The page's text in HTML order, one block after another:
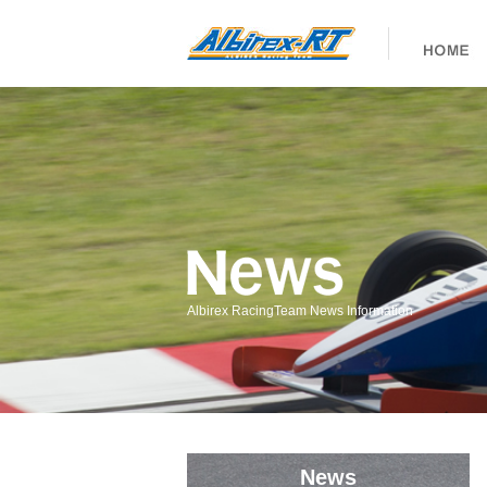
Albirex RacingTeam News Information
News